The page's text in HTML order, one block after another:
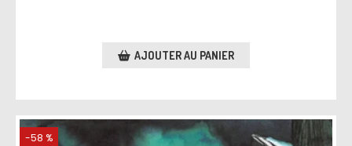
AJOUTER AU PANIER
-58 %